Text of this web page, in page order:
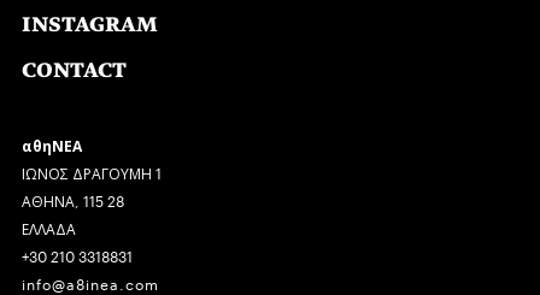
INSTAGRAM
CONTACT
αθηΝΕΑ
ΙΩΝΟΣ ΔΡΑΓΟΥΜΗ 1
ΑΘΗΝΑ, 115 28
ΕΛΛΑΔΑ
+30 210 3318831
info@a8inea.com